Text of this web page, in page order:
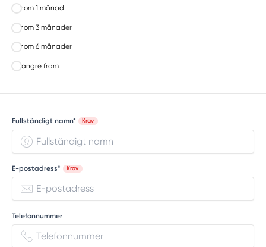
Inom 1 månad
Inom 3 månader
Inom 6 månader
Längre fram
Fullständigt namn* Krav
E-postadress* Krav
Telefonnummer